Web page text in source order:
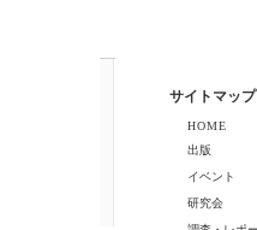
サイトマップ
HOME
出版
イベント
研究会